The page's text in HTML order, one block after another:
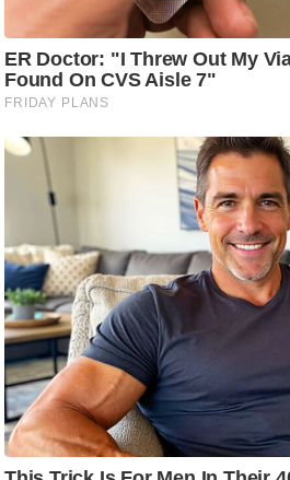
N
e
w
s
ला
इ
ल
टे
क्नॉ
लॉ
जी
ब्यू
टी